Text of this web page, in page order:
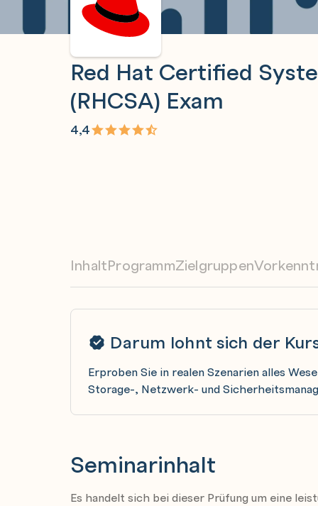
Red Hat Certified
(RHCSA) Exam
4,4
InhaltProgrammZielgruppen
Darum lohnt sich der
Erproben Sie in realen Szenarien alles
Storage-, Netzwerk- und
Seminarinhalt
Es handelt sich bei dieser Prüfung um eine